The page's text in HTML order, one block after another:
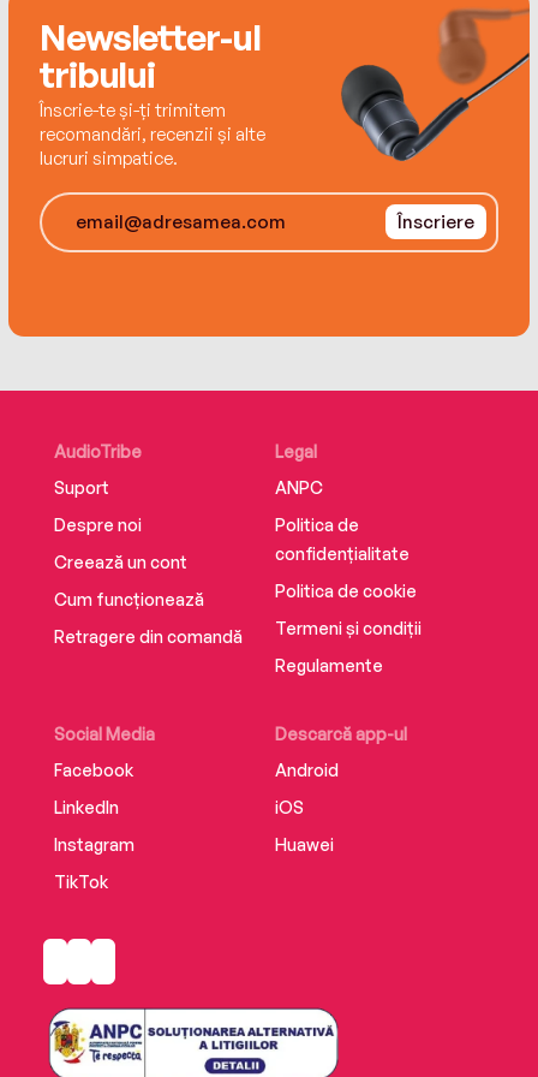
distinctive skill of the executive and offers fresh
insights into old and seemingly obvious
business situations.
Newsletter-ul
tribului
Înscrie-te și-ți trimitem
recomandări, recenzii și alte
lucruri simpatice.
Înscriere
AudioTribe
Suport
Despre noi
Creează un cont
Cum funcționează
Retragere din comandă
Social Media
Facebook
LinkedIn
Instagram
TikTok
Descarcă app-ul
Android
iOS
Huawei
Legal
ANPC
Politica de
confidențialitate
Politica de cookie
Termeni și condiții
Regulamente